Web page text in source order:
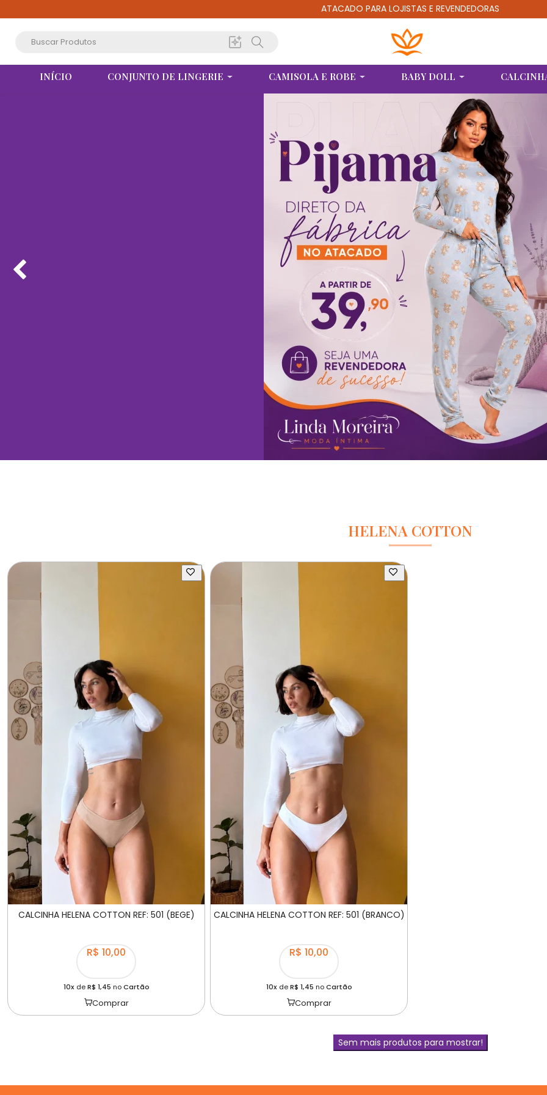
ATACADO PARA LOJISTAS E REVENDEDORAS
INÍCIO CONJUNTO DE LINGERIE CAMISOLA E ROBE BABY DOLL
HELENA COTTON
CALCINHA HELENA COTTON REF: 501 (BEGE)
R$ 10,00
10xdeR$ 1,45 noCartão
Comprar
CALCINHA HELENA COTTON REF: 501 (BRANCO)
R$ 10,00
10xdeR$ 1,45 noCartão
Comprar
Sem mais produtos para mostrar!